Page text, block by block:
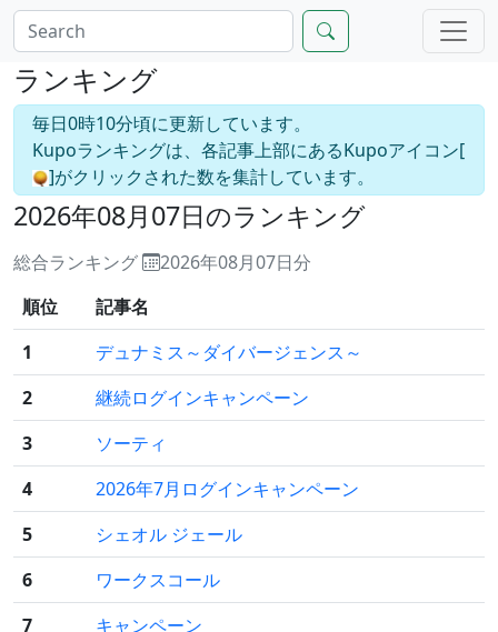
ランキング
毎日0時10分頃に更新しています。
Kupoランキングは、各記事上部にあるKupoアイコン[
]がクリックされた数を集計しています。
2026年08月07日のランキング
総合ランキング
2026年08月07日分
順位
記事名
1
デュナミス～ダイバージェンス～
2
継続ログインキャンペーン
3
ソーティ
4
2026年7月ログインキャンペーン
5
シェオル ジェール
6
ワークスコール
7
キャンペーン